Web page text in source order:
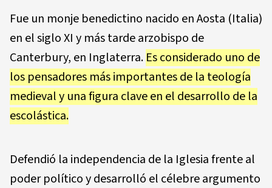
Fue un monje benedictino nacido en Aosta (Italia)
en el siglo XI y más tarde arzobispo de
Canterbury, en Inglaterra. Es considerado uno de
los pensadores más importantes de la teología
medieval y una figura clave en el desarrollo de la
escolástica.
Defendió la independencia de la Iglesia frente al
poder político y desarrolló el célebre argumento